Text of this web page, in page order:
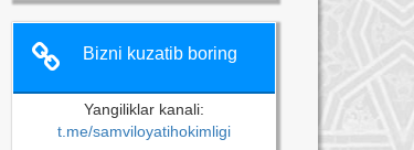
Bizni kuzatib boring
Yangiliklar kanali:
t.me/samviloyatihokimligi